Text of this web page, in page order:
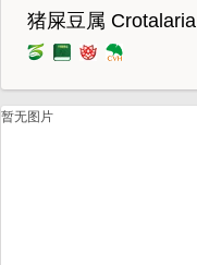
猪屎豆属 Crotalaria
暂无图片